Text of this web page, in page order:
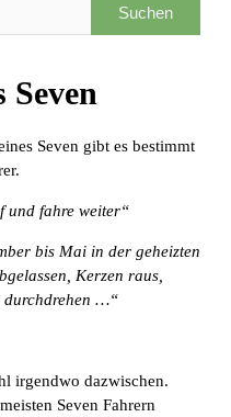
Seven gibt es bestimmt
und fahre weiter“
bis Mai in der geheizten
Kerzen raus,
durchdrehen …“
irgendwo dazwischen.
Seven Fahrern